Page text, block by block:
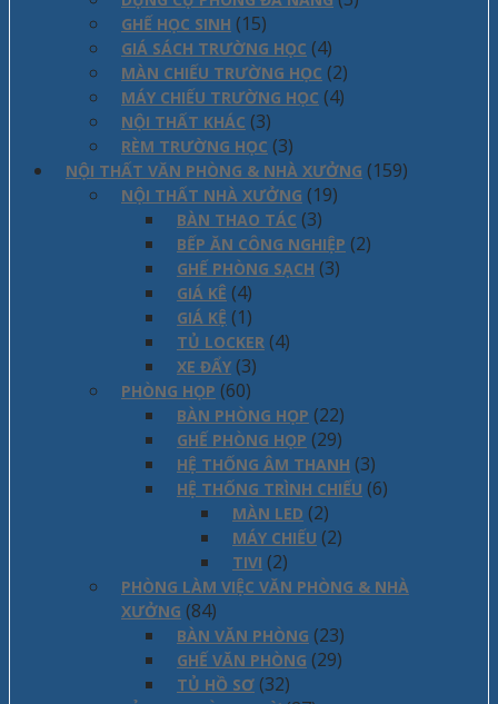
GHẾ HỌC SINH (15)
GIÁ SÁCH TRƯỜNG HỌC (4)
MÀN CHIẾU TRƯỜNG HỌC (2)
MÁY CHIẾU TRƯỜNG HỌC (4)
NỘI THẤT KHÁC (3)
RÈM TRƯỜNG HỌC (3)
NỘI THẤT VĂN PHÒNG & NHÀ XƯỞNG (159)
NỘI THẤT NHÀ XƯỞNG (19)
BÀN THAO TÁC (3)
BẾP ĂN CÔNG NGHIỆP (2)
GHẾ PHÒNG SẠCH (3)
GIÁ KÊ (4)
GIÁ KỆ (1)
TỦ LOCKER (4)
XE ĐẨY (3)
PHÒNG HỌP (60)
BÀN PHÒNG HỌP (22)
GHẾ PHÒNG HỌP (29)
HỆ THỐNG ÂM THANH (3)
HỆ THỐNG TRÌNH CHIẾU (6)
MÀN LED (2)
MÁY CHIẾU (2)
TIVI (2)
PHÒNG LÀM VIỆC VĂN PHÒNG & NHÀ
XƯỞNG (84)
BÀN VĂN PHÒNG (23)
GHẾ VĂN PHÒNG (29)
TỦ HỒ SƠ (32)